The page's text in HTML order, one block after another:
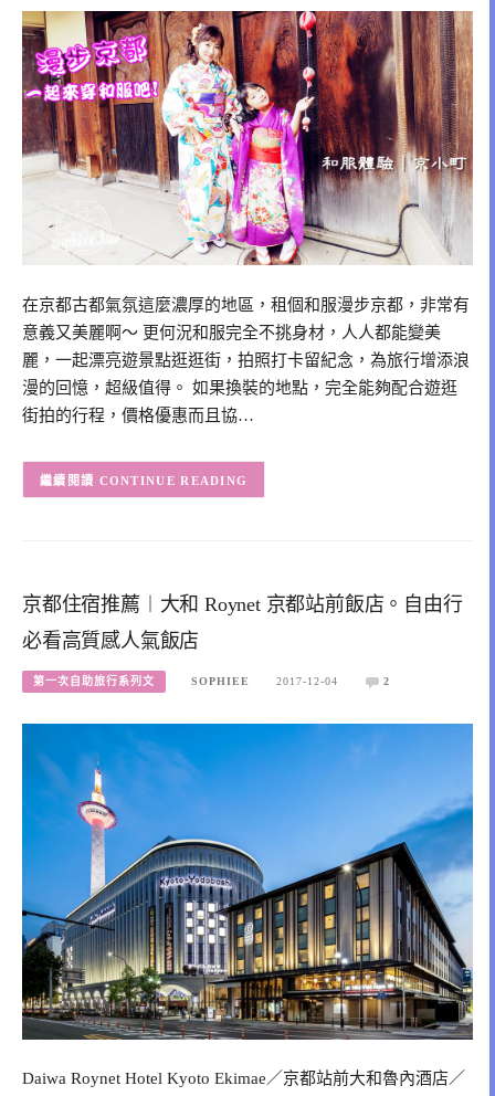
在京都古都氣氛這麼濃厚的地區，租個和服漫步京都，非常有
意義又美麗啊～ 更何況和服完全不挑身材，人人都能變美
麗，一起漂亮遊景點逛逛街，拍照打卡留紀念，為旅行增添浪
漫的回憶，超級值得。 如果換裝的地點，完全能夠配合遊逛
街拍的行程，價格優惠而且協…
CONTINUE READING
京都住宿推薦︱大和 Roynet 京都站前飯店。自由行
必看高質感人氣飯店
第一次自助旅行系列文 SOPHIEE 2017-12-04 2
Daiwa Roynet Hotel Kyoto Ekimae／京都站前大和魯內酒店／